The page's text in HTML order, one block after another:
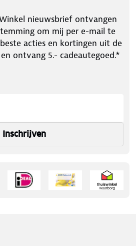
nieuwsbrief ontvangen
om mij per e-mail te
acties en kortingen uit de
ontvang 5.- cadeautegoed.*
Inschrijven